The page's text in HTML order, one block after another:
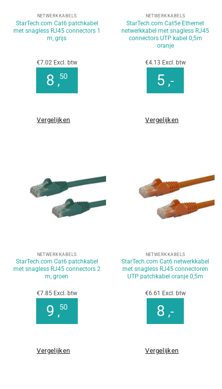
NETWERKKABELS
StarTech.com Cat6 patchkabel
met snagless RJ45 connectors 1
m, grijs
€7.02 Excl. btw
8 ,50
Vergelijken
NETWERKKABELS
StarTech.com Cat5e Ethernet
netwerkkabel met snagless RJ45
connectors UTP kabel 0,5m
oranje
€4.13 Excl. btw
5 ,-
Vergelijken
NETWERKKABELS
StarTech.com Cat6 patchkabel
met snagless RJ45 connectors 2
m, groen
€7.85 Excl. btw
9 ,50
Vergelijken
NETWERKKABELS
StarTech.com Cat6 netwerkkabel
met snagless RJ45 connectoren
UTP patchkabel oranje 0,5m
€6.61 Excl. btw
8 ,-
Vergelijken